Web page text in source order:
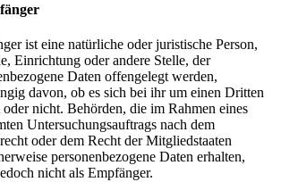
ist eine natürliche oder juristische Person,
Einrichtung oder andere Stelle, der
Daten offengelegt werden,
davon, ob es sich bei ihr um einen Dritten
oder nicht. Behörden, die im Rahmen eines
Untersuchungsauftrags nach dem
oder dem Recht der Mitgliedstaaten
personenbezogene Daten erhalten,
nicht als Empfänger.